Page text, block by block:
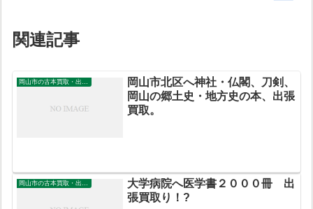
関連記事
岡山市の古本買取・出張買取
岡山市北区へ神社・仏閣、刀剣、
岡山の郷土史・地方史の本、出張
買取。
岡山市の古本買取・出張買取
大学病院へ医学書２０００冊 出
張買取り！?